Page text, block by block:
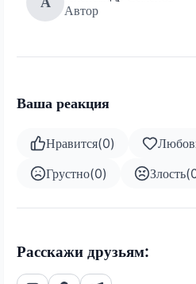
Автор
Ваша реакция
Нравится(0)
Грустно(0) Злость(
Расскажи друзьям: